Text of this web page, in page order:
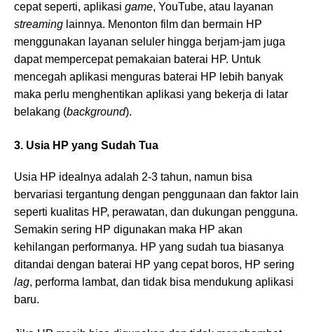
cepat seperti, aplikasi game, YouTube, atau layanan
streaming lainnya. Menonton film dan bermain HP
menggunakan layanan seluler hingga berjam-jam juga
dapat mempercepat pemakaian baterai HP. Untuk
mencegah aplikasi menguras baterai HP lebih banyak
maka perlu menghentikan aplikasi yang bekerja di latar
belakang (background).
3. Usia HP yang Sudah Tua
Usia HP idealnya adalah 2-3 tahun, namun bisa
bervariasi tergantung dengan penggunaan dan faktor lain
seperti kualitas HP, perawatan, dan dukungan pengguna.
Semakin sering HP digunakan maka HP akan
kehilangan performanya. HP yang sudah tua biasanya
ditandai dengan baterai HP yang cepat boros, HP sering
lag, performa lambat, dan tidak bisa mendukung aplikasi
baru.